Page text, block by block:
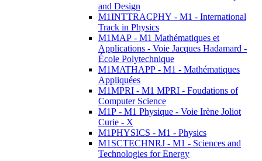
and Design
M1INTTRACPHY - M1 - International
Track in Physics
M1MAP - M1 Mathématiques et
Applications - Voie Jacques Hadamard -
École Polytechnique
M1MATHAPP - M1 - Mathématiques
Appliquées
M1MPRI - M1 MPRI - Foudations of
Computer Science
M1P - M1 Physique - Voie Irène Joliot
Curie - X
M1PHYSICS - M1 - Physics
M1SCTECHNRJ - M1 - Sciences and
Technologies for Energy